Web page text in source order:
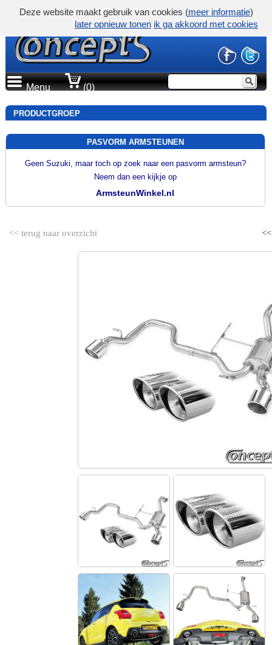
Menu (0)
PRODUCTGROEP
PASVORM ARMSTEUNEN
Geen Suzuki, maar toch op zoek naar een pasvorm armsteun?
Neem dan een kijkje op
ArmsteunWinkel.nl
<< terug naar overzicht
Deze website maakt gebruik van cookies (meer informatie)
later opnieuw tonen ik ga akkoord met cookies